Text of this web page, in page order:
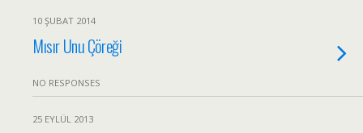
10 ŞUBAT 2014
Mısır Unu Çöreği
NO RESPONSES
25 EYLÜL 2013